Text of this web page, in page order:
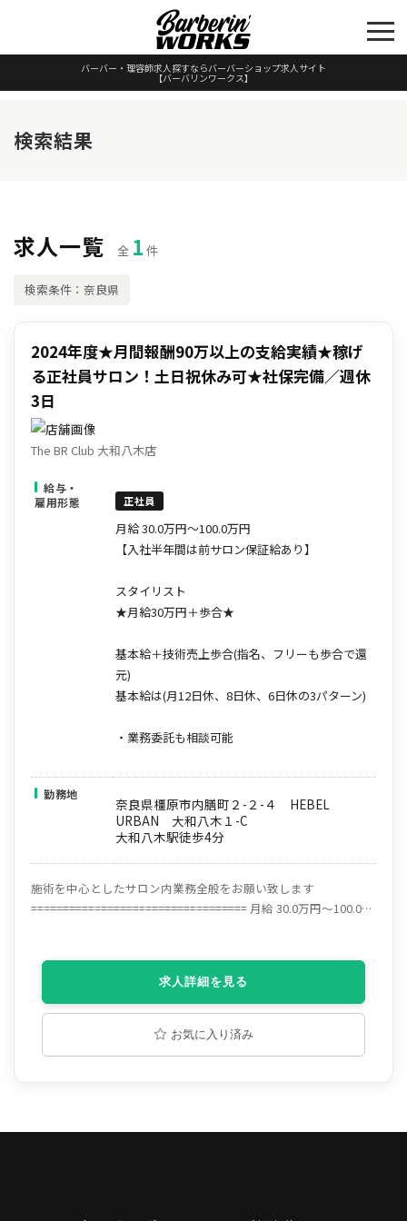
バーバー・理容師求人探すならバーバーショップ求人サイト
【バーバリンワークス】
検索結果
求人一覧 全 1 件
検索条件：奈良県
2024年度★月間報酬90万以上の支給実績★稼げ
る正社員サロン！土日祝休み可★社保完備／週休
3日
The BR Club 大和八木店
給与・
雇用形態
正社員
月給 30.0万円～100.0万円
【入社半年間は前サロン保証給あり】
スタイリスト
★月給30万円＋歩合★
基本給＋技術売上歩合(指名、フリーも歩合で還
元)
基本給は(月12日休、8日休、6日休の3パターン)
・業務委託も相談可能
勤務地
奈良県橿原市内膳町２-２-４ HEBEL
URBAN 大和八木１-C
大和八木駅徒歩4分
施術を中心としたサロン内業務全般をお願い致します
================================== 月給 30.0万円〜100.0万
元) 基本給は(月12日休、8日休、6日休の3パターン) ★給与実績★
最新2024年度支給 入社3年目：チーフスタイリスト 月給30万円＋
歩合20万円以上＋店販売上10%賞与＋交通費 →90万円以上の支
美容師の給料は、少なすぎる！もっと稼ぎたい！ そう思われる
お気に入り済み
求人詳細を見る